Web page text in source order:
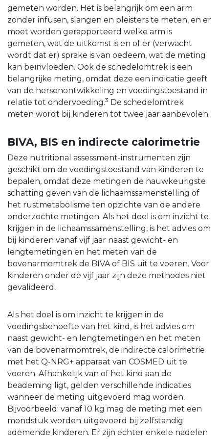
gemeten worden. Het is belangrijk om een arm
zonder infusen, slangen en pleisters te meten, en er
moet worden gerapporteerd welke arm is
gemeten, wat de uitkomst is en of er (verwacht
wordt dat er) sprake is van oedeem, wat de meting
kan beïnvloeden. Ook de schedelomtrek is een
belangrijke meting, omdat deze een indicatie geeft
van de hersenontwikkeling en voedingstoestand in
relatie tot ondervoeding.3 De schedelomtrek
meten wordt bij kinderen tot twee jaar aanbevolen.
BIVA, BIS en indirecte calorimetrie
Deze nutritional assessment-instrumenten zijn
geschikt om de voedingstoestand van kinderen te
bepalen, omdat deze metingen de nauwkeurigste
schatting geven van de lichaamssamenstelling of
het rustmetabolisme ten opzichte van de andere
onderzochte metingen. Als het doel is om inzicht te
krijgen in de lichaamssamenstelling, is het advies om
bij kinderen vanaf vijf jaar naast gewicht- en
lengtemetingen en het meten van de
bovenarmomtrek de BIVA of BIS uit te voeren. Voor
kinderen onder de vijf jaar zijn deze methodes niet
gevalideerd.
Als het doel is om inzicht te krijgen in de
voedingsbehoefte van het kind, is het advies om
naast gewicht- en lengtemetingen en het meten
van de bovenarmomtrek, de indirecte calorimetrie
met het Q-NRG+ apparaat van COSMED uit te
voeren. Afhankelijk van of het kind aan de
beademing ligt, gelden verschillende indicaties
wanneer de meting uitgevoerd mag worden.
Bijvoorbeeld: vanaf 10 kg mag de meting met een
mondstuk worden uitgevoerd bij zelfstandig
ademende kinderen. Er zijn echter enkele nadelen